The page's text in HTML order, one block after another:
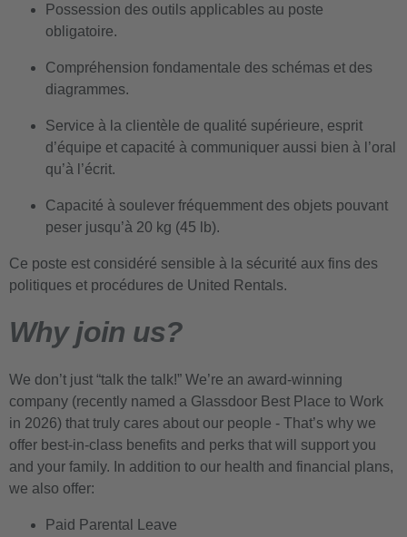
Possession des outils applicables au poste
obligatoire.
Compréhension fondamentale des schémas et des
diagrammes.
Service à la clientèle de qualité supérieure, esprit
d’équipe et capacité à communiquer aussi bien à l’oral
qu’à l’écrit.
Capacité à soulever fréquemment des objets pouvant
peser jusqu’à 20 kg (45 lb).
Ce poste est considéré sensible à la sécurité aux fins des
politiques et procédures de United Rentals.
Why join us?
We don’t just “talk the talk!” We’re an award-winning
company (recently named a Glassdoor Best Place to Work
in 2026) that truly cares about our people - That’s why we
offer best-in-class benefits and perks that will support you
and your family. In addition to our health and financial plans,
we also offer:
Paid Parental Leave